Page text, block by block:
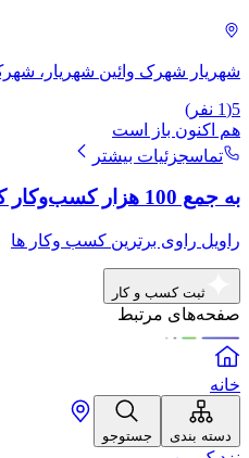
شهریار شهرک وائین شهریار،
5
(
1 نفر)
هم اکنون باز است
تماسجزئیات بیشتر
به جمع 100 هزار کسب‌وکار کرجی در راویل بپیوندید
راویل راوی برترین کسب وکار ها
ثبت کسب و کار
صفحه‌های مرتبط
خانه
دسته بندی جستوجو